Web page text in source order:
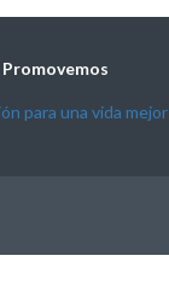
Promovemos
para una vida mejor